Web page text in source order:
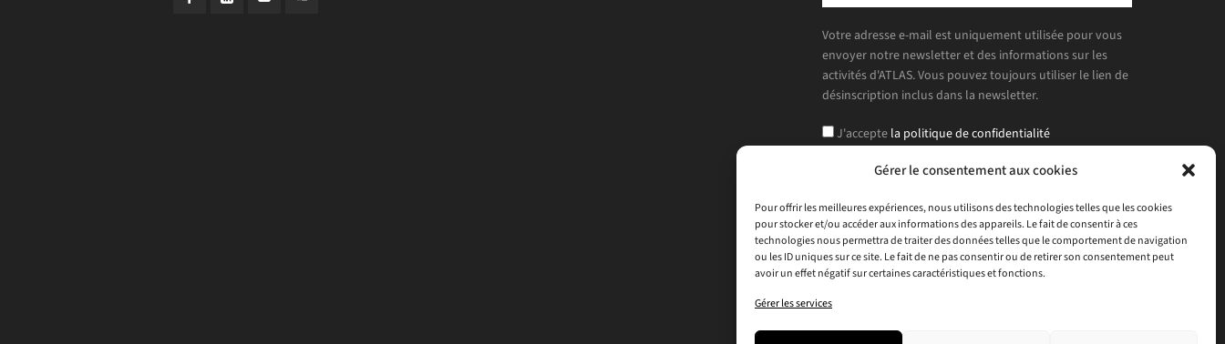
Gérer le consentement aux cookies
Pour offrir les meilleures expériences, nous utilisons des technologies telles que les cookies
pour stocker et/ou accéder aux informations des appareils. Le fait de consentir à ces
technologies nous permettra de traiter des données telles que le comportement de navigation
ou les ID uniques sur ce site. Le fait de ne pas consentir ou de retirer son consentement peut
avoir un effet négatif sur certaines caractéristiques et fonctions.
Gérer les services
Votre adresse e-mail est uniquement utilisée pour vous
envoyer notre newsletter et des informations sur les
activités d'ATLAS. Vous pouvez toujours utiliser le lien de
désinscription inclus dans la newsletter.
J'acceptela politique de confidentialité